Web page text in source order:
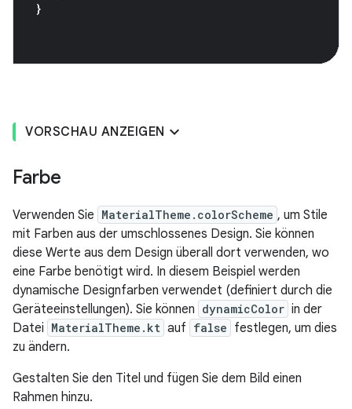
}
VORSCHAU ANZEIGEN
Farbe
Verwenden Sie MaterialTheme.colorScheme , um Stile
mit Farben aus der umschlossenes Design. Sie können
diese Werte aus dem Design überall dort verwenden, wo
eine Farbe benötigt wird. In diesem Beispiel werden
dynamische Designfarben verwendet (definiert durch die
Geräteeinstellungen). Sie können dynamicColor in der
Datei MaterialTheme.kt auf false festlegen, um dies
zu ändern.
Gestalten Sie den Titel und fügen Sie dem Bild einen
Rahmen hinzu.